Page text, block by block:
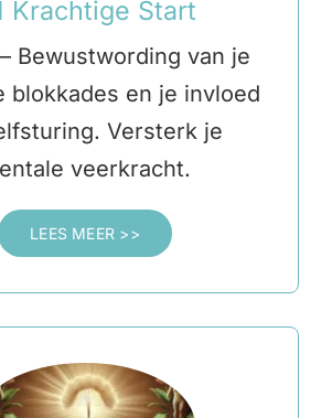
Krachtige Start
Bewustwording van je
blokkades en je invloed
Versterk je
veerkracht.
LEES MEER >>